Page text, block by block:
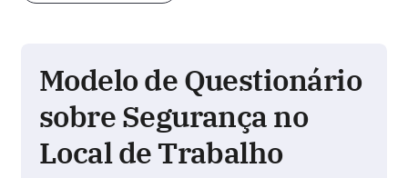
Modelo de Questionário
sobre Segurança no
Local de Trabalho